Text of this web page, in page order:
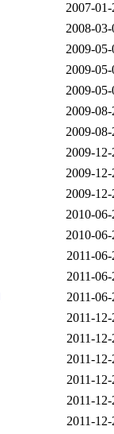
2007-
2008-
2009-
2009-
2009-
2009-
2009-
2009-
2009-
2009-
2010-
2010-
2011-
2011-
2011-
2011-
2011-
2011-
2011-
2011-
2011-